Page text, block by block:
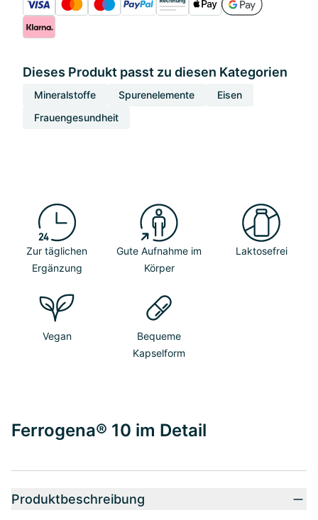
Dieses Produkt passt zu diesen Kategorien
Mineralstoffe Spurenelemente
Eisen
Frauengesundheit
Zur täglichen
Ergänzung
Gute Aufnahme im
Körper
Laktosefrei
Vegan
Bequeme
Kapselform
Ferrogena® 10 im Detail
Produktbeschreibung